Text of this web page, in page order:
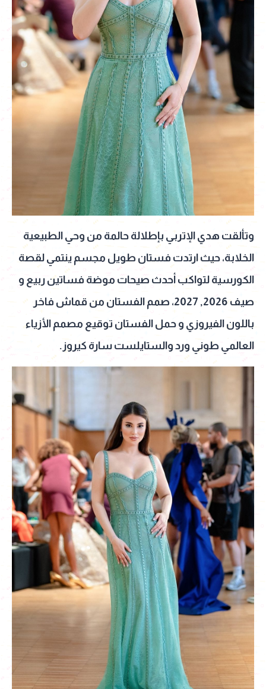
وتألقت هدي الإتربي بإطلالة حالمة من وحي الطبيعية
الخلابة، حيث ارتدت فستان طويل مجسم ينتمي لقصة
الكورسية لتواكب أحدث صيحات موضة فساتين ربيع و
صيف 2026, 2027، صمم الفستان من قماش فاخر
باللون الفيروزي و حمل الفستان توقيع مصمم الأزياء
العالمي طوني ورد والستايلست سارة كيروز.